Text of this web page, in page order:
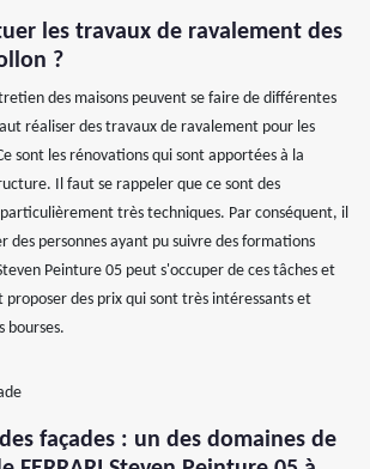
les travaux de ravalement des
?
des maisons peuvent se faire de différentes
réaliser des travaux de ravalement pour les
sont les rénovations qui sont apportées à la
Il faut se rappeler que ce sont des
très techniques. Par conséquent, il
des personnes ayant pu suivre des formations
Peinture 05 peut s'occuper de ces tâches et
proposer des prix qui sont très intéressants et
bourses.
façades : un des domaines de